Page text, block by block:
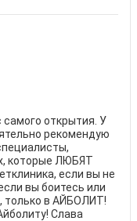
открытия. У
рекомендую
которые ЛЮБЯТ
если вы не
вы боитесь или
только в АЙБОЛИТ!
Слава